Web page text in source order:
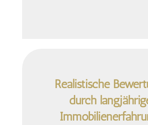
Realistische
durch